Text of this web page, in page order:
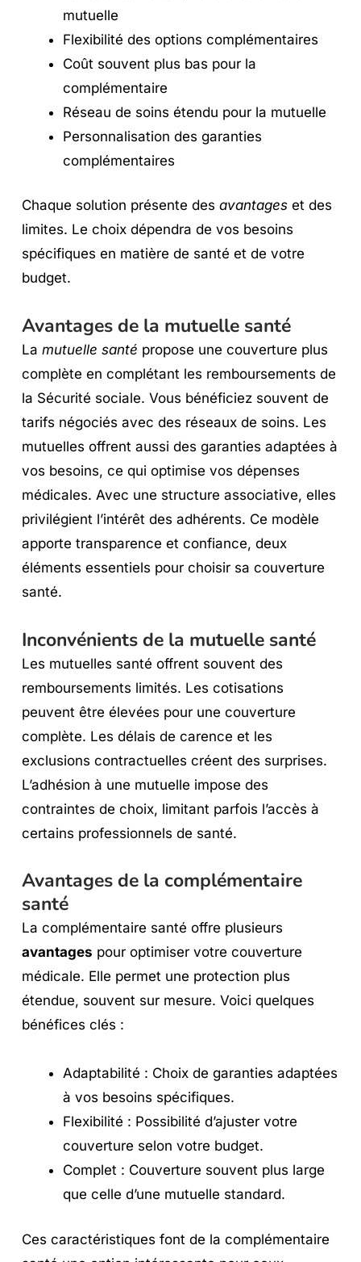
mutuelle
Flexibilité des options complémentaires
Coût souvent plus bas pour la
complémentaire
Réseau de soins étendu pour la mutuelle
Personnalisation des garanties
complémentaires
Chaque solution présente des avantages et des
limites. Le choix dépendra de vos besoins
spécifiques en matière de santé et de votre
budget.
Avantages de la mutuelle santé
La mutuelle santé propose une couverture plus
complète en complétant les remboursements de
la Sécurité sociale. Vous bénéficiez souvent de
tarifs négociés avec des réseaux de soins. Les
mutuelles offrent aussi des garanties adaptées à
vos besoins, ce qui optimise vos dépenses
médicales. Avec une structure associative, elles
privilégient l’intérêt des adhérents. Ce modèle
apporte transparence et confiance, deux
éléments essentiels pour choisir sa couverture
santé.
Inconvénients de la mutuelle santé
Les mutuelles santé offrent souvent des
remboursements limités. Les cotisations
peuvent être élevées pour une couverture
complète. Les délais de carence et les
exclusions contractuelles créent des surprises.
L’adhésion à une mutuelle impose des
contraintes de choix, limitant parfois l’accès à
certains professionnels de santé.
Avantages de la complémentaire
santé
La complémentaire santé offre plusieurs
avantages pour optimiser votre couverture
médicale. Elle permet une protection plus
étendue, souvent sur mesure. Voici quelques
bénéfices clés :
Adaptabilité : Choix de garanties adaptées
à vos besoins spécifiques.
Flexibilité : Possibilité d’ajuster votre
couverture selon votre budget.
Complet : Couverture souvent plus large
que celle d’une mutuelle standard.
Ces caractéristiques font de la complémentaire